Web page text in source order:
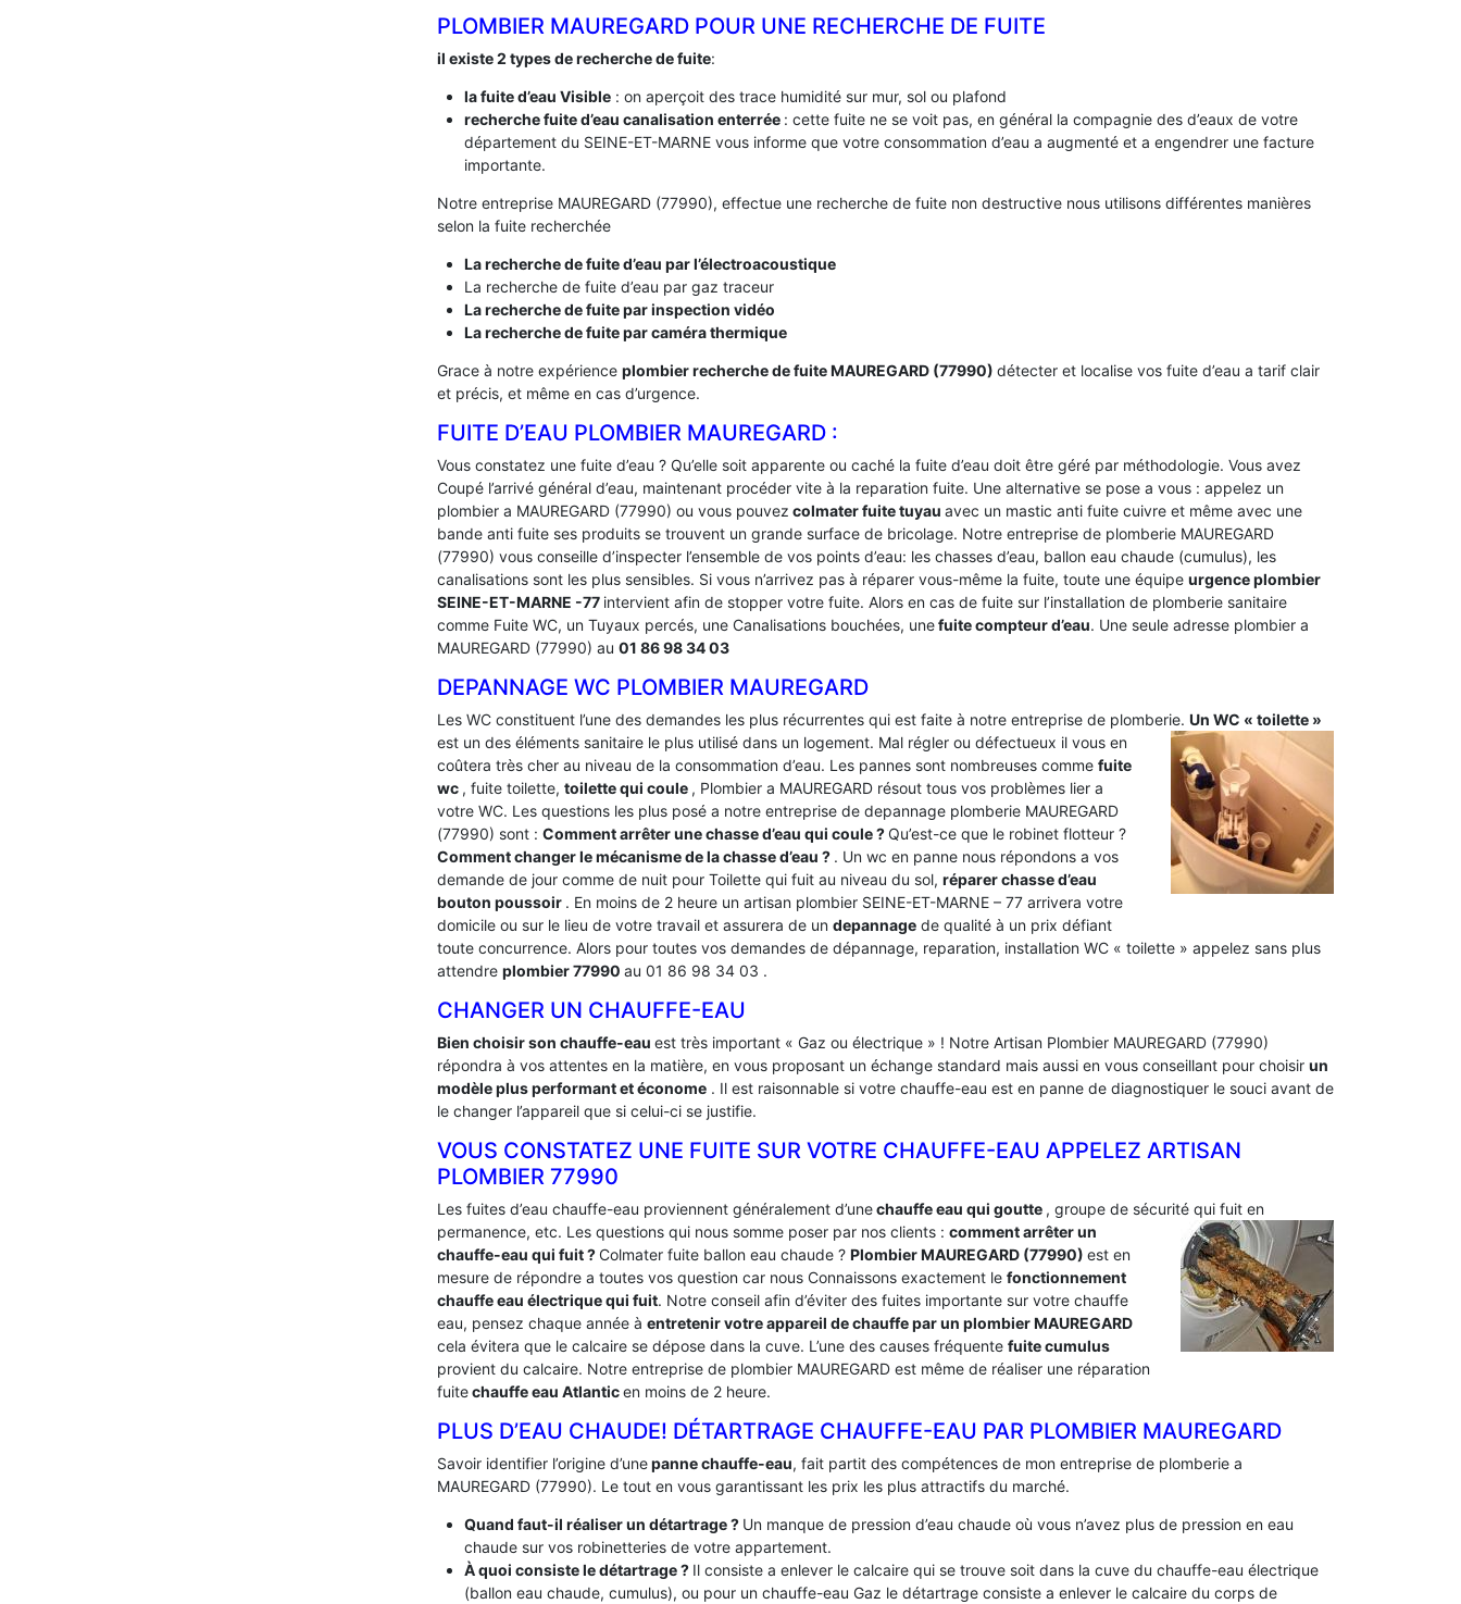
PLOMBIER MAUREGARD POUR UNE RECHERCHE DE FUITE
il existe 2 types de recherche de fuite:
la fuite d’eau Visible: on aperçoit des trace humidité sur mur, sol ou plafond
recherche fuite d’eau canalisation enterrée : cette fuite ne se voit pas, en général la compagnie des d’eaux de votre
département du SEINE-ET-MARNE vous informe que votre consommation d’eau a augmenté et a engendrer une facture
importante.
Notre entreprise MAUREGARD (77990), effectue une recherche de fuite non destructive nous utilisons différentes manières
selon la fuite recherchée
La recherche de fuite d’eau par l’électroacoustique
La recherche de fuite d’eau par gaz traceur
La recherche de fuite par inspection vidéo
La recherche de fuite par caméra thermique
Grace à notre expérience plombier recherche de fuite MAUREGARD (77990) détecter et localise vos fuite d’eau a tarif clair
et précis, et même en cas d’urgence.
FUITE D’EAU PLOMBIER MAUREGARD :
Vous constatez une fuite d’eau ? Qu’elle soit apparente ou caché la fuite d’eau doit être géré par méthodologie. Vous avez
Coupé l’arrivé général d’eau, maintenant procéder vite à la reparation fuite. Une alternative se pose a vous : appelez un
plombier a MAUREGARD (77990) ou vous pouvez colmater fuite tuyau avec un mastic anti fuite cuivre et même avec une
bande anti fuite ses produits se trouvent un grande surface de bricolage. Notre entreprise de plomberie MAUREGARD
(77990) vous conseille d’inspecter l’ensemble de vos points d’eau: les chasses d’eau, ballon eau chaude (cumulus), les
canalisations sont les plus sensibles. Si vous n’arrivez pas à réparer vous-même la fuite, toute une équipe urgence plombier
SEINE-ET-MARNE -77 intervient afin de stopper votre fuite. Alors en cas de fuite sur l’installation de plomberie sanitaire
comme Fuite WC, un Tuyaux percés, une Canalisations bouchées, unefuite compteur d’eau. Une seule adresse plombier a
MAUREGARD (77990) au 01 86 98 34 03
DEPANNAGE WC PLOMBIER MAUREGARD
Les WC constituent l’une des demandes les plus récurrentes qui est faite à notre entreprise de plomberie. Un WC « toilette »
est un des éléments sanitaire le plus utilisé dans un logement. Mal régler ou défectueux il vous en
coûtera très cher au niveau de la consommation d’eau. Les pannes sont nombreuses comme fuite
wc , fuite toilette, toilette qui coule , Plombier a MAUREGARD résout tous vos problèmes lier a
votre WC. Les questions les plus posé a notre entreprise de depannage plomberie MAUREGARD
(77990) sont : Comment arrêter une chasse d’eau qui coule ?Qu’est-ce que le robinet flotteur ?
Comment changer le mécanisme de la chasse d’eau ? . Un wc en panne nous répondons a vos
demande de jour comme de nuit pour Toilette qui fuit au niveau du sol, réparer chasse d’eau
bouton poussoir . En moins de 2 heure un artisan plombier SEINE-ET-MARNE – 77 arrivera votre
domicile ou sur le lieu de votre travail et assurera de un depannage de qualité à un prix défiant
toute concurrence. Alors pour toutes vos demandes de dépannage, reparation, installation WC « toilette » appelez sans plus
attendre plombier 77990 au 01 86 98 34 03 .
CHANGER UN CHAUFFE-EAU
Bien choisir son chauffe-eau est très important « Gaz ou électrique » ! Notre Artisan Plombier MAUREGARD (77990)
répondra à vos attentes en la matière, en vous proposant un échange standard mais aussi en vous conseillant pour choisir un
modèle plus performant et économe . Il est raisonnable si votre chauffe-eau est en panne de diagnostiquer le souci avant de
le changer l’appareil que si celui-ci se justifie.
VOUS CONSTATEZ UNE FUITE SUR VOTRE CHAUFFE-EAU APPELEZ ARTISAN
PLOMBIER 77990
Les fuites d’eau chauffe-eau proviennent généralement d’unechauffe eau qui goutte , groupe de sécurité qui fuit en
permanence, etc. Les questions qui nous somme poser par nos clients : comment arrêter un
chauffe-eau qui fuit ?Colmater fuite ballon eau chaude ? Plombier MAUREGARD (77990) est en
mesure de répondre a toutes vos question car nous Connaissons exactement le fonctionnement
chauffe eau électrique qui fuit. Notre conseil afin d’éviter des fuites importante sur votre chauffe
eau, pensez chaque année à entretenir votre appareil de chauffe par un plombier MAUREGARD
cela évitera que le calcaire se dépose dans la cuve. L’une des causes fréquente fuite cumulus
provient du calcaire. Notre entreprise de plombier MAUREGARD est même de réaliser une réparation
fuitechauffe eau Atlanticen moins de 2 heure.
PLUS D’EAU CHAUDE! DÉTARTRAGE CHAUFFE-EAU PAR PLOMBIER MAUREGARD
Savoir identifier l’origine d’unepanne chauffe-eau, fait partit des compétences de mon entreprise de plomberie a
MAUREGARD (77990). Le tout en vous garantissant les prix les plus attractifs du marché.
Quand faut-il réaliser un détartrage ? Un manque de pression d’eau chaude où vous n’avez plus de pression en eau
chaude sur vos robinetteries de votre appartement.
À quoi consiste le détartrage ? Il consiste a enlever le calcaire qui se trouve soit dans la cuve du chauffe-eau électrique
(ballon eau chaude, cumulus), ou pour un chauffe-eau Gaz le détartrage consiste a enlever le calcaire du corps de